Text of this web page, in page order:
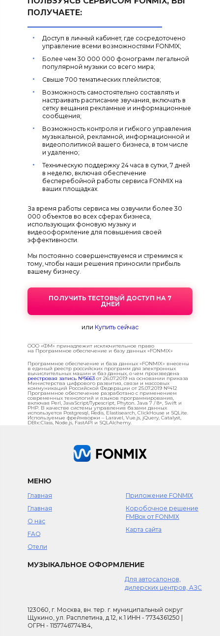
ПОЛУЧАЕТЕ:
Доступ в личный кабинет, где сосредоточено
управление всеми возможностями FONMIX;
Более чем 30 000 000 фонограмм легальной
популярной музыки со всего мира;
Свыше 700 тематических плейлистов;
Возможность самостоятельно составлять и
настраивать расписание звучания, включать в
сетку вещания рекламные и информационные
сообщения;
Возможность контроля и гибкого управления
музыкальной, рекламной, информационной и
видеополитикой вашего бизнеса, в том числе
и удаленно;
Техническую поддержку 24 часа в сутки, 7 дней
в неделю, включая обеспечение
бесперебойной работы сервиса FONMIX на
ваших площадках.
За время работы сервиса мы озвучили более 30
000 объектов во всех сферах бизнеса,
использующих фоновую музыку и
видеооформление для повышения своей
эффективности.
Мы постоянно совершенствуемся и стремимся к
тому, чтобы наши решения приносили прибыль
вашему бизнесу.
ПОЛУЧИТЬ ТЕСТОВЫЙ ДОСТУП НА 7
ДНЕЙ
или Купить сейчас
ООО «ФМ» принадлежит исключительное право
на Программное обеспечение и базу данных «FONMIX»
Программное обеспечение и база данных «FONMIX» внесены
в единый реестр российских программ для электронных
вычислительных машин и баз данных, о чем произведена
реестровая запись №5663 от 26.07.2019 на основании приказа
Министерства цифрового развития, связи и массовых
коммуникаций Российской Федерации от 25.07.2019 №412
Программное обеспечение разработано с применением
современных технологий и языков программирования,
включая Perl, JavaScript/Typescript, Phyton. Java 7 / 8+, Swift и
PHP. В качестве системы управления базами данных
используется Postgresql, Redis, Elastisearch, ClickHouse и SQLite.
Используемые фреймворки – Laravel, Vue.js, jQuery, Catalyst,
DBIx::Class, Node.js, FastAPI и SQLAlchemy.
МЕНЮ
Главная
Главная
О нас
FAQ
Отели
Приложение FONMIX
Коробочное решение
FMBox от FONMIX
Карта сайта
МУЗЫКАЛЬНОЕ ОФОРМЛЕНИЕ
Для автосалонов,
дилерских центров, АЗС
123060, г. Москва, вн. тер. г. муниципальный округ
Щукино, ул. Расплетина, д.12, к.1 ИНН - 7734361250 |
ОГРН - 1157746774184,